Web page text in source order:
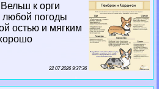
к opги
любой погоды
остью и мягким
22 07 2026 9:37:36